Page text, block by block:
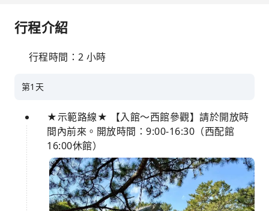
行程介紹
行程時間：2 小時
第1天
★示範路線★ 【入館～西館參觀】請於開放時
間內前來。開放時間：9:00-16:30（西配館
16:00休館）